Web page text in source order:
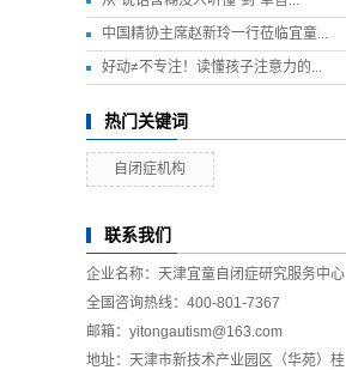
中国精协主席赵新玲一行莅临宜童...
好动≠不专注！读懂孩子注意力的...
热门关键词
自闭症机构
联系我们
企业名称：天津宜童自闭症研究服务中心
全国咨询热线：400-801-7367
邮箱：yitongautism@163.com
地址：天津市新技术产业园区（华苑）桂